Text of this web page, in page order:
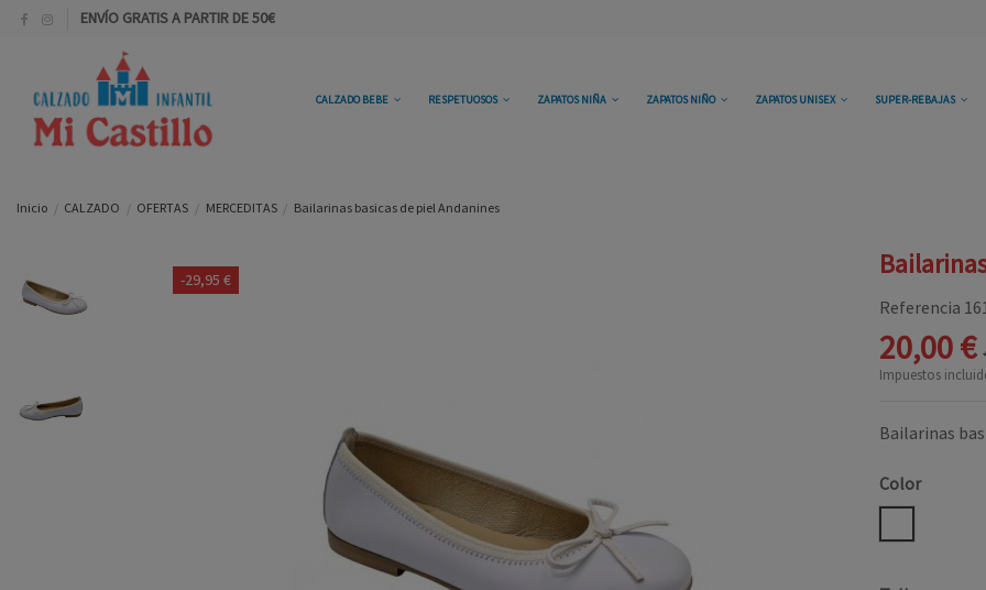
ENVÍO GRATIS A PARTIR DE 50€
CALZADO BEBE RESPETUOSOS ZAPATOS NIÑA ZAPATOS NIÑO ZAPATOS UNISEX SUPER-REBAJAS
Inicio CALZADO OFERTAS MERCEDITAS Bailarinas basicas de piel Andanines
-29,95 €
Referencia
20,00 €
Impuestos
Bailarinas
Color